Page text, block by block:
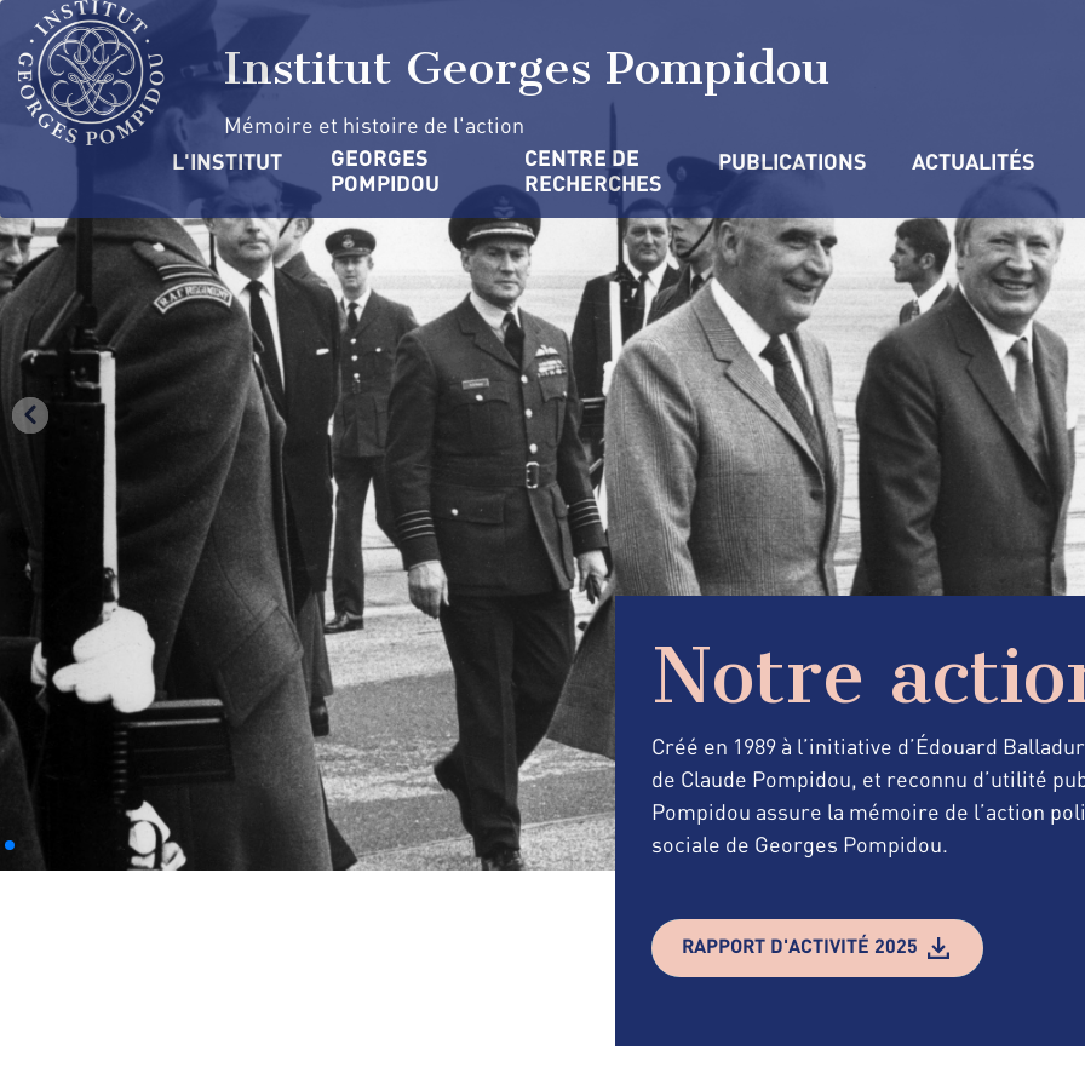
Aller
au
contenu
principal
Institut Georges Pompidou
Mémoire et histoire de l'action
Navigation
principale
L'INSTITUT
GEORGES
POMPIDOU
CENTRE DE
RECHERCHES
PUBLICATIONS ACTUALITÉS
Notre
Créé en 1989 à l’initiative d’Édouard
de Claude Pompidou, et reconnu d’utilité
Pompidou assure la mémoire de l’action
sociale de Georges Pompidou.
RAPPORT D'ACTIVITÉ 2025
Panneau de gestion des cookies